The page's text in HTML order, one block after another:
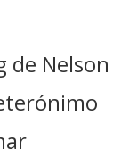
de Nelson